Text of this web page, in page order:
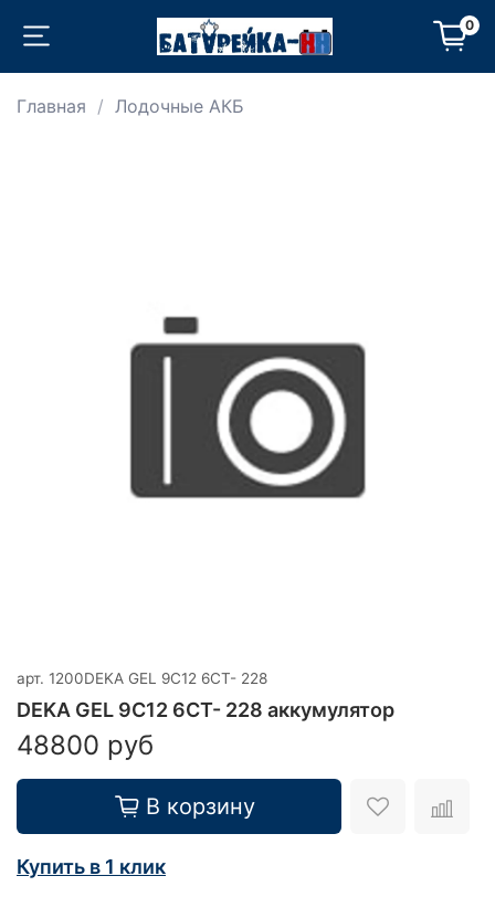
0
Главная Лодочные АКБ
арт. 1200DEKA GEL 9C12 6CT- 228
DEKA GEL 9C12 6CT- 228 аккумулятор
48800 руб
В корзину
Купить в 1 клик